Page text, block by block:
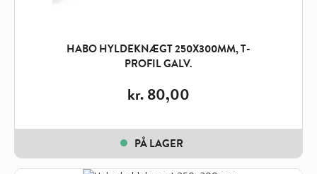
HABO HYLDEKNÆGT 250X300MM, T-
PROFIL GALV.
kr.80,00
PÅ LAGER